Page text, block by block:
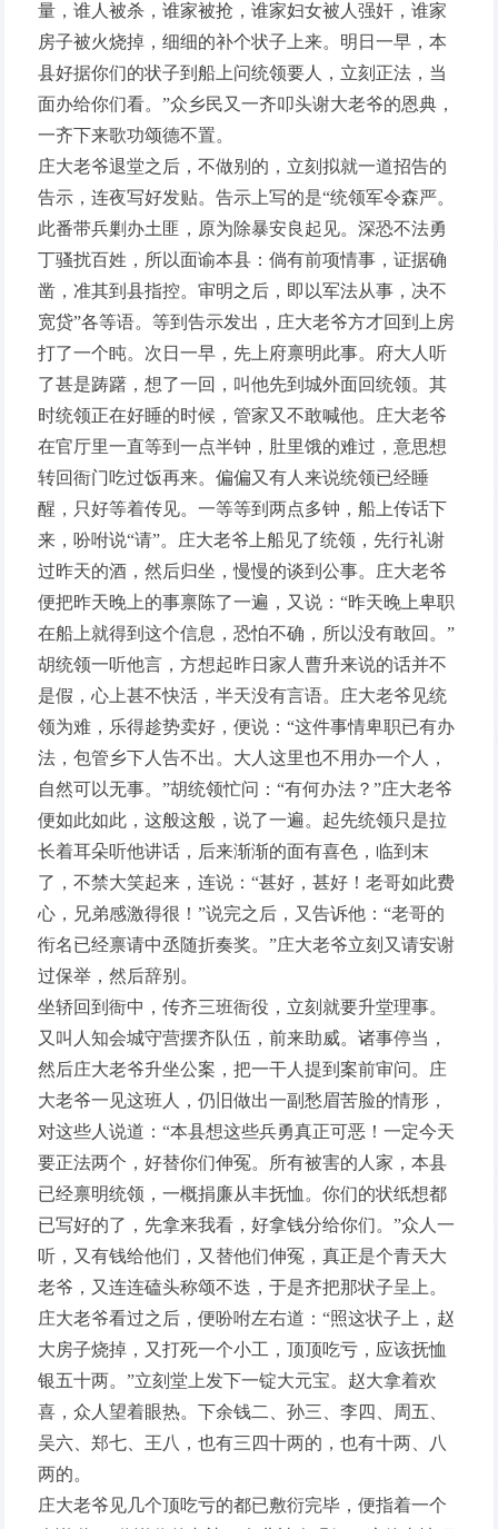
量，谁人被杀，谁家被抢，谁家妇女被人强奸，谁家
房子被火烧掉，细细的补个状子上来。明日一早，本
县好据你们的状子到船上问统领要人，立刻正法，当
面办给你们看。”众乡民又一齐叩头谢大老爷的恩典，
一齐下来歌功颂德不置。
庄大老爷退堂之后，不做别的，立刻拟就一道招告的
告示，连夜写好发贴。告示上写的是“统领军令森严。
此番带兵剿办土匪，原为除暴安良起见。深恐不法勇
丁骚扰百姓，所以面谕本县：倘有前项情事，证据确
凿，准其到县指控。审明之后，即以军法从事，决不
宽贷”各等语。等到告示发出，庄大老爷方才回到上房
打了一个盹。次日一早，先上府禀明此事。府大人听
了甚是踌躇，想了一回，叫他先到城外面回统领。其
时统领正在好睡的时候，管家又不敢喊他。庄大老爷
在官厅里一直等到一点半钟，肚里饿的难过，意思想
转回衙门吃过饭再来。偏偏又有人来说统领已经睡
醒，只好等着传见。一等等到两点多钟，船上传话下
来，吩咐说“请”。庄大老爷上船见了统领，先行礼谢
过昨天的酒，然后归坐，慢慢的谈到公事。庄大老爷
便把昨天晚上的事禀陈了一遍，又说：“昨天晚上卑职
在船上就得到这个信息，恐怕不确，所以没有敢回。”
胡统领一听他言，方想起昨日家人曹升来说的话并不
是假，心上甚不快活，半天没有言语。庄大老爷见统
领为难，乐得趁势卖好，便说：“这件事情卑职已有办
法，包管乡下人告不出。大人这里也不用办一个人，
自然可以无事。”胡统领忙问：“有何办法？”庄大老爷
便如此如此，这般这般，说了一遍。起先统领只是拉
长着耳朵听他讲话，后来渐渐的面有喜色，临到末
了，不禁大笑起来，连说：“甚好，甚好！老哥如此费
心，兄弟感激得很！”说完之后，又告诉他：“老哥的
衔名已经禀请中丞随折奏奖。”庄大老爷立刻又请安谢
过保举，然后辞别。
坐轿回到衙中，传齐三班衙役，立刻就要升堂理事。
又叫人知会城守营摆齐队伍，前来助威。诸事停当，
然后庄大老爷升坐公案，把一干人提到案前审问。庄
大老爷一见这班人，仍旧做出一副愁眉苦脸的情形，
对这些人说道：“本县想这些兵勇真正可恶！一定今天
要正法两个，好替你们伸冤。所有被害的人家，本县
已经禀明统领，一概捐廉从丰抚恤。你们的状纸想都
已写好的了，先拿来我看，好拿钱分给你们。”众人一
听，又有钱给他们，又替他们伸冤，真正是个青天大
老爷，又连连磕头称颂不迭，于是齐把那状子呈上。
庄大老爷看过之后，便吩咐左右道：“照这状子上，赵
大房子烧掉，又打死一个小工，顶顶吃亏，应该抚恤
银五十两。”立刻堂上发下一锭大元宝。赵大拿着欢
喜，众人望着眼热。下余钱二、孙三、李四、周五、
吴六、郑七、王八，也有三四十两的，也有十两、八
两的。
庄大老爷见几个顶吃亏的都已敷衍完毕，便指着一个